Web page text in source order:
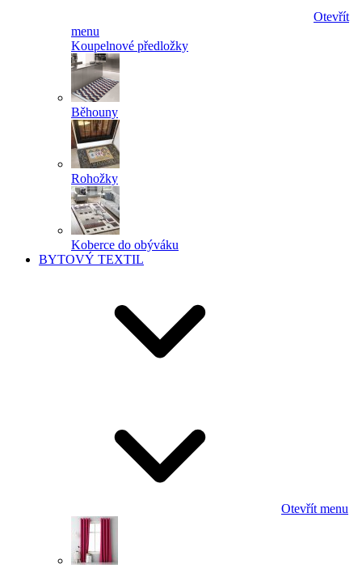
Otevřít
menu
Koupelnové předložky
Běhouny
Rohožky
Koberce do obýváku
BYTOVÝ TEXTIL
Otevřít menu